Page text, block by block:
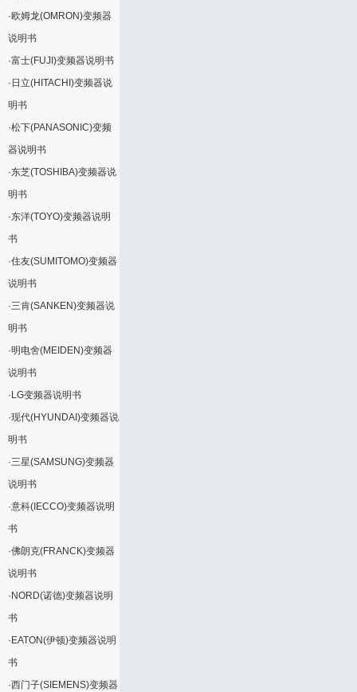
·欧姆龙(OMRON)变频器
说明书
·富士(FUJI)变频器说明书
· 日立(HITACHI)变频器说
明书
·松下(PANASONIC)变频
器说明书
·东芝(TOSHIBA)变频器说
明书
·东洋(TOYO)变频器说明
书
·住友(SUMITOMO)变频器
说明书
·三肯(SANKEN)变频器说
明书
·明电舍(MEIDEN)变频器
说明书
· LG变频器说明书
·现代(HYUNDAI)变频器说
明书
·三星(SAMSUNG)变频器
说明书
·意科(IECCO)变频器说明
书
·佛朗克(FRANCK)变频器
说明书
· NORD(诺德)变频器说明
书
· EATON(伊顿)变频器说明
书
·西门子(SIEMENS)变频器